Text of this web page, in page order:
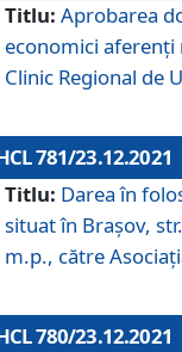
Titlu: Aprobarea
economici aferenți
Clinic Regional de
781/23.12.2021
Titlu: Darea în
situat în Braşov,
m.p., către
780/23.12.2021